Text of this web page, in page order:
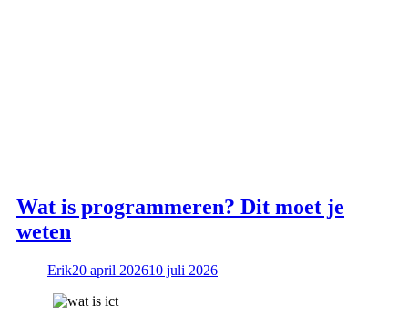
Wat is programmeren? Dit moet je
weten
Erik20 april 202610 juli 2026